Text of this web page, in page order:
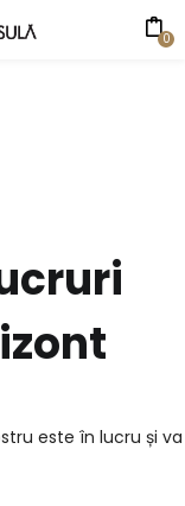
0
este în lucru și va